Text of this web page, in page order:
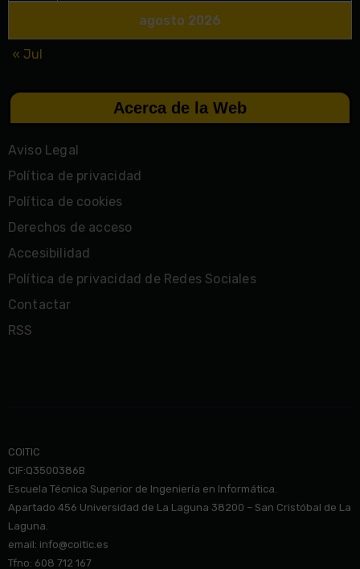
agosto 2026
« Jul
Acerca de la Web
Aviso Legal
Política de privacidad
Política de cookies
Derechos de acceso
Accesibilidad
Política de privacidad de Redes Sociales
Contactar
RSS
COITIC
CIF:Q3500386B
Escuela Técnica Superior de Ingeniería en Informática.
Apartado 456 Universidad de La Laguna 38200 – San Cristóbal de La
Laguna.
email: info@coitic.es
Tfno: 608 712 167